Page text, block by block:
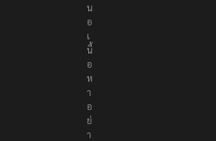
น
อ
เ
นื้
อ
ห
า
อ
ย่
า